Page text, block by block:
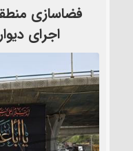
فضاسازی
اجرای